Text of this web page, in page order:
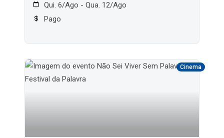
Qui. 6/Ago - Qua. 12/Ago
Pago
Cinema